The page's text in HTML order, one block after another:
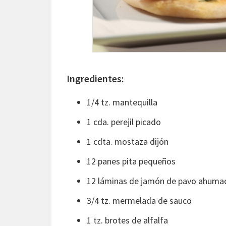
Ingredientes:
1/4 tz. mantequilla
1 cda. perejil picado
1 cdta. mostaza dijón
12 panes pita pequeños
12 láminas de jamón de pavo
3/4 tz. mermelada de sauco
1 tz. brotes de alfalfa